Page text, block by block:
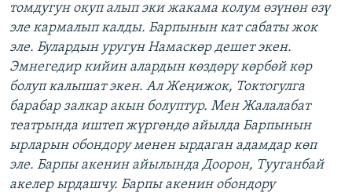
томдугун окуп алып эки жакама колум өзүнөн өзү
эле кармалып калды. Барпынын кат сабаты жок
эле. Булардын уругун Намаскөр дешет экен.
Эмнегедир кийин алардын көздөрү көрбөй көр
болуп калышат экен. Ал Жеңижок, Токтогулга
барабар залкар акын болуптур. Мен Жалалабат
театрында иштеп жүргөндө айылда Барпынын
ырларын обондору менен ырдаган адамдар көп
эле. Барпы акенин айылында Доорон, Тууганбай
акелер ырдашчу. Барпы акенин обондору